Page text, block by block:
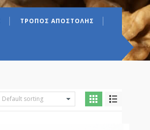
ΤΡΟΠΟΣ ΑΠΟΣΤΟΛΗΣ